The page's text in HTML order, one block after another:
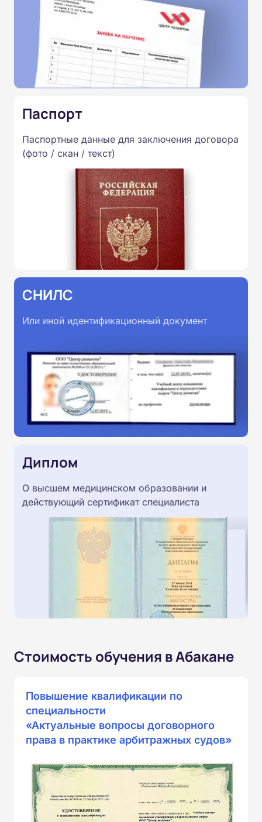
Паспорт
Паспортные данные для заключения договора
(фото / скан / текст)
СНИЛС
Или иной идентификационный документ
Диплом
О высшем медицинском образовании и
действующий сертификат специалиста
Стоимость обучения в Абакане
Повышение квалификации по
специальности
«Актуальные вопросы договорного
права в практике арбитражных судов»